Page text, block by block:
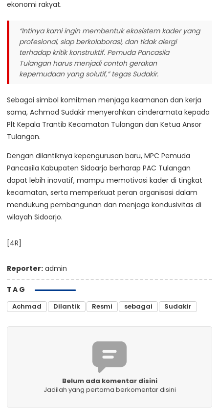
ekonomi rakyat.
“Intinya kami ingin membentuk ekosistem kader yang
profesional, siap berkolaborasi, dan tidak alergi
terhadap kritik konstruktif. Pemuda Pancasila
Tulangan harus menjadi contoh gerakan
kepemudaan yang solutif,”tegas Sudakir.
Sebagai simbol komitmen menjaga keamanan dan kerja
sama, Achmad Sudakir menyerahkan cinderamata kepada
Plt Kepala Trantib Kecamatan Tulangan dan Ketua Ansor
Tulangan.
Dengan dilantiknya kepengurusan baru, MPC Pemuda
Pancasila Kabupaten Sidoarjo berharap PAC Tulangan
dapat lebih inovatif, mampu memotivasi kader di tingkat
kecamatan, serta memperkuat peran organisasi dalam
mendukung pembangunan dan menjaga kondusivitas di
wilayah Sidoarjo.
[4R]
Reporter: admin
TAG
Achmad Dilantik Resmi sebagai Sudakir
Belum ada komentar disini
Jadilah yang pertama berkomentar disini